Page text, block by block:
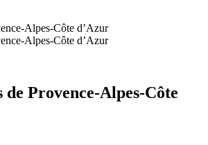
Alpes-Côte d’Azur
Alpes-Côte d’Azur
de Provence-Alpes-Côte